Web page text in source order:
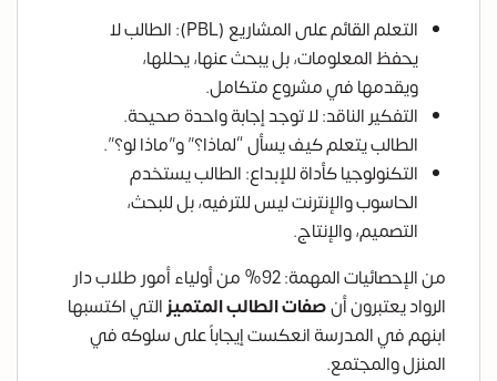
التعلم القائم على المشاريع (PBL): الطالب لا
يحفظ المعلومات، بل يبحث عنها، يحللها،
ويقدمها في مشروع متكامل.
التفكير الناقد: لا توجد إجابة واحدة صحيحة.
الطالب يتعلم كيف يسأل “لماذا؟” و”ماذا لو؟”.
التكنولوجيا كأداة للإبداع: الطالب يستخدم
الحاسوب والإنترنت ليس للترفيه، بل للبحث،
التصميم، والإنتاج.
من الإحصائيات المهمة: 92% من أولياء أمور طلاب دار
الرواد يعتبرون أنصفات الطالب المتميزالتي اكتسبها
ابنهم في المدرسة انعكست إيجاباً على سلوكه في
المنزل والمجتمع.